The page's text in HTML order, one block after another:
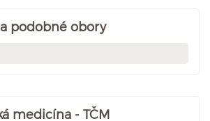
podobné obory
medicína - TČM